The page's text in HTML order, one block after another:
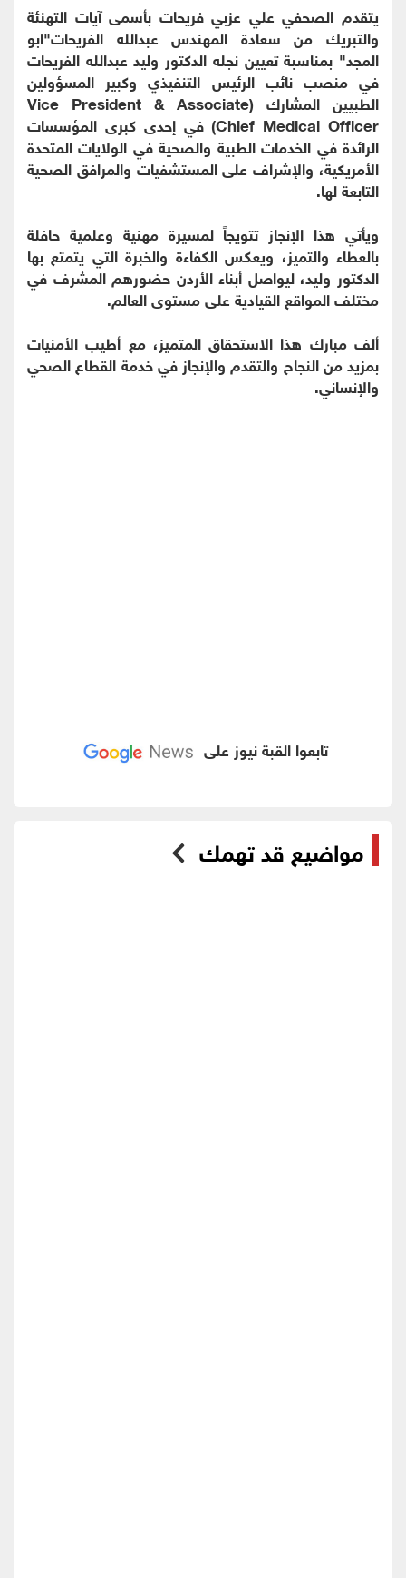
يتقدم الصحفي علي عزبي فريحات بأسمى آيات التهنئة
والتبريك من سعادة المهندس عبدالله الفريحات"ابو
المجد" بمناسبة تعيين نجله الدكتور وليد عبدالله الفريحات
في منصب نائب الرئيس التنفيذي وكبير المسؤولين
الطبيين المشارك (Vice President & Associate
Chief Medical Officer) في إحدى كبرى المؤسسات
الرائدة في الخدمات الطبية والصحية في الولايات المتحدة
الأمريكية، والإشراف على المستشفيات والمرافق الصحية
التابعة لها.
ويأتي هذا الإنجاز تتويجاً لمسيرة مهنية وعلمية حافلة
بالعطاء والتميز، ويعكس الكفاءة والخبرة التي يتمتع بها
الدكتور وليد، ليواصل أبناء الأردن حضورهم المشرف في
مختلف المواقع القيادية على مستوى العالم.
ألف مبارك هذا الاستحقاق المتميز، مع أطيب الأمنيات
بمزيد من النجاح والتقدم والإنجاز في خدمة القطاع الصحي
والإنساني.
تابعوا القبة نيوز على
مواضيع قد تهمك